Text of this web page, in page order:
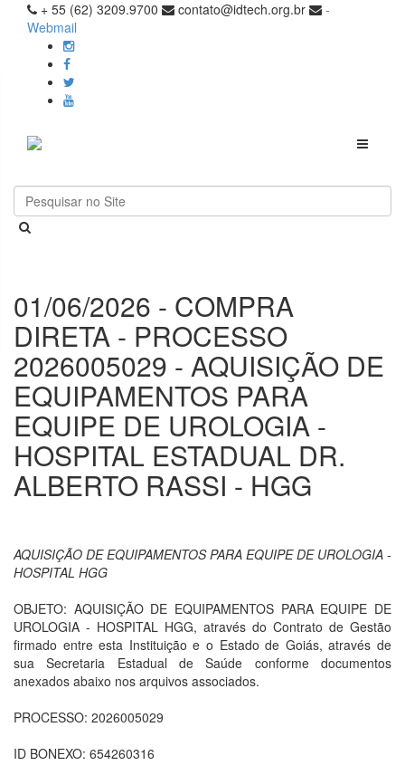
+ 55 (62) 3209.9700 contato@idtech.org.br
-
Webmail
Toggle
01/06/2026 - COMPRA
DIRETA - PROCESSO
2026005029 - AQUISIÇÃO DE
EQUIPAMENTOS PARA
EQUIPE DE UROLOGIA -
HOSPITAL ESTADUAL DR.
ALBERTO RASSI - HGG
AQUISIÇÃO DE EQUIPAMENTOS PARA EQUIPE DE UROLOGIA -
HOSPITAL HGG
OBJETO: AQUISIÇÃO DE EQUIPAMENTOS PARA EQUIPE DE
UROLOGIA - HOSPITAL HGG, através do Contrato de Gestão
firmado entre esta Instituição e o Estado de Goiás, através de
sua Secretaria Estadual de Saúde conforme documentos
anexados abaixo nos arquivos associados.
PROCESSO: 2026005029
ID BONEXO: 654260316